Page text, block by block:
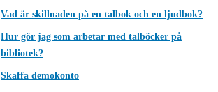
Vad är skillnaden på en talbok och en ljudbok?
Hur gör jag som arbetar med talböcker på
bibliotek?
Skaffa demokonto